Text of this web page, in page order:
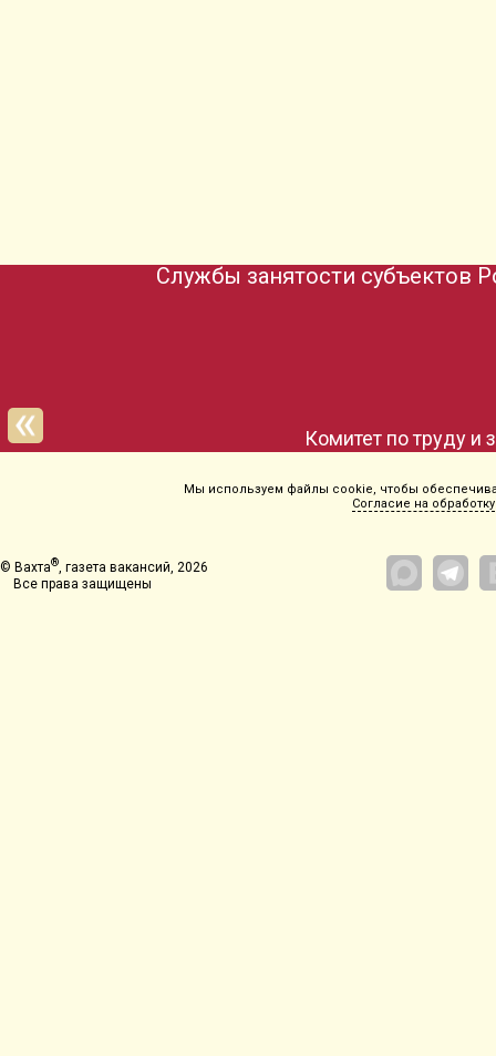
Комитет по труду и
Службы занятости субъектов
Мы используем файлы cookie, чтобы
Согласие на обработку
© Вахта® , газета вакансий, 2026
Все права защищены